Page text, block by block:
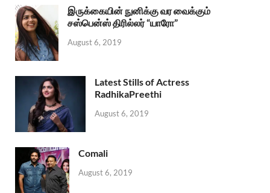
இருக்கையின் நுனிக்கு வர வைக்கும்
சஸ்பென்ஸ் திரில்லர் “யாரோ”
August 6, 2019
Latest Stills of Actress
RadhikaPreethi
August 6, 2019
Comali
August 6, 2019